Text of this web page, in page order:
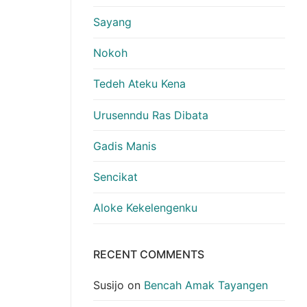
Sayang
Nokoh
Tedeh Ateku Kena
Urusenndu Ras Dibata
Gadis Manis
Sencikat
Aloke Kekelengenku
RECENT COMMENTS
Susijo on Bencah Amak Tayangen